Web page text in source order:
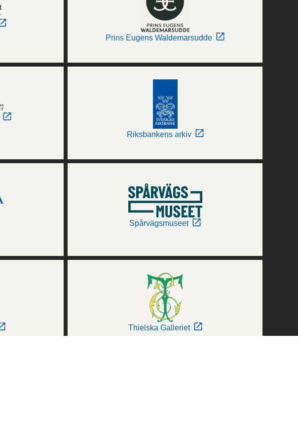
Prins Eugens Waldemarsudde
Riksbankens arkiv
Spårvägsmuseet
Thielska Galleriet